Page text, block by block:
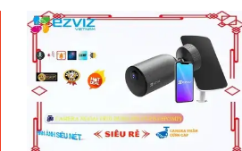
nhìn hồng ngoại lên đến 30m và
ánh sáng trắng 20m quan sát rõ
ràng cả ngày lẫn đêm với chuẩn
IP67 camera còn tích hợp tính năng
phát hiện thông minh và cảnh báo
bằng còi và đèn chớp phù hợp cho
công trình kho hàng, nhà xưởng
công trình